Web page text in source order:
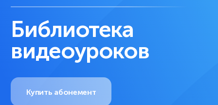
Библиотека
видеоуроков
Купить абонемент